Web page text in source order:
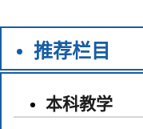
推荐栏目
本科教学